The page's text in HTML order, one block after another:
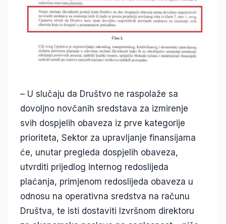
– U slučaju da Društvo ne raspolaže sa
dovoljno novčanih sredstava za izmirenje
svih dospjelih obaveza iz prve kategorije
prioriteta, Sektor za upravljanje finansijama
će, unutar pregleda dospjelih obaveza,
utvrditi prijedlog internog redoslijeda
plaćanja, primjenom redoslijeda obaveza u
odnosu na operativna sredstva na računu
Društva, te isti dostaviti Izvršnom direktoru